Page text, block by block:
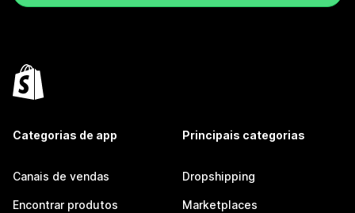
Categorias de app
Canais de vendas
Encontrar produtos
Principais categorias
Dropshipping
Marketplaces